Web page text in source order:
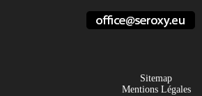
Sitemap
Mentions Légales